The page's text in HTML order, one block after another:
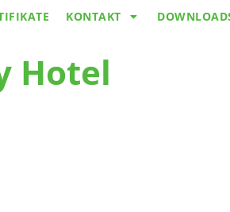
KONTAKT
Hotel